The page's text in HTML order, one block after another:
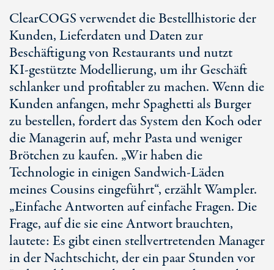
ClearCOGS verwendet die Bestellhistorie der
Kunden, Lieferdaten und Daten zur
Beschäftigung von Restaurants und nutzt
KI-gestützteModellierung, um ihr Geschäft
schlanker und profitabler zu machen. Wenn die
Kunden anfangen, mehr Spaghetti als Burger
zu bestellen, fordert das System den Koch oder
die Managerin auf, mehr Pasta und weniger
Brötchen zu kaufen. „Wir haben die
Technologie in einigen Sandwich-Läden
meines Cousins eingeführt“, erzählt Wampler.
„Einfache Antworten auf einfache Fragen. Die
Frage, auf die sie eine Antwort brauchten,
lautete: Es gibt einen stellvertretenden Manager
in der Nachtschicht, der ein paar Stunden vor